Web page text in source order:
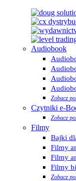
Audiobook
Zobacz
Czytniki e-
Zobacz
Filmy
Bajki
Filmy
Filmy
Filmy
Zobacz